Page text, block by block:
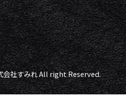
社すみれ All right Reserved.